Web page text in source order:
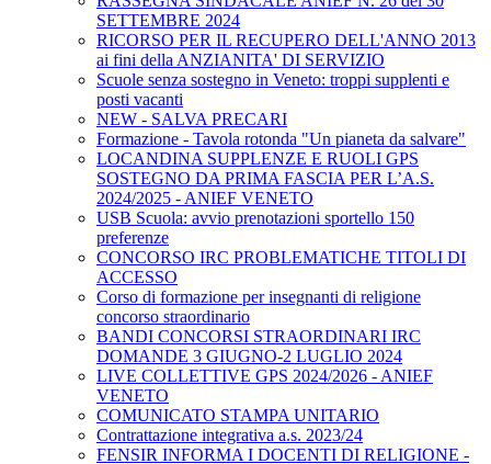
SETTEMBRE 2024
RICORSO PER IL RECUPERO DELL'ANNO 2013
ai fini della ANZIANITA' DI SERVIZIO
Scuole senza sostegno in Veneto: troppi supplenti e
posti vacanti
NEW - SALVA PRECARI
Formazione - Tavola rotonda "Un pianeta da salvare"
LOCANDINA SUPPLENZE E RUOLI GPS
SOSTEGNO DA PRIMA FASCIA PER L’A.S.
2024/2025 - ANIEF VENETO
USB Scuola: avvio prenotazioni sportello 150
preferenze
CONCORSO IRC PROBLEMATICHE TITOLI DI
ACCESSO
Corso di formazione per insegnanti di religione
concorso straordinario
BANDI CONCORSI STRAORDINARI IRC
DOMANDE 3 GIUGNO-2 LUGLIO 2024
LIVE COLLETTIVE GPS 2024/2026 - ANIEF
VENETO
COMUNICATO STAMPA UNITARIO
Contrattazione integrativa a.s. 2023/24
FENSIR INFORMA I DOCENTI DI RELIGIONE -